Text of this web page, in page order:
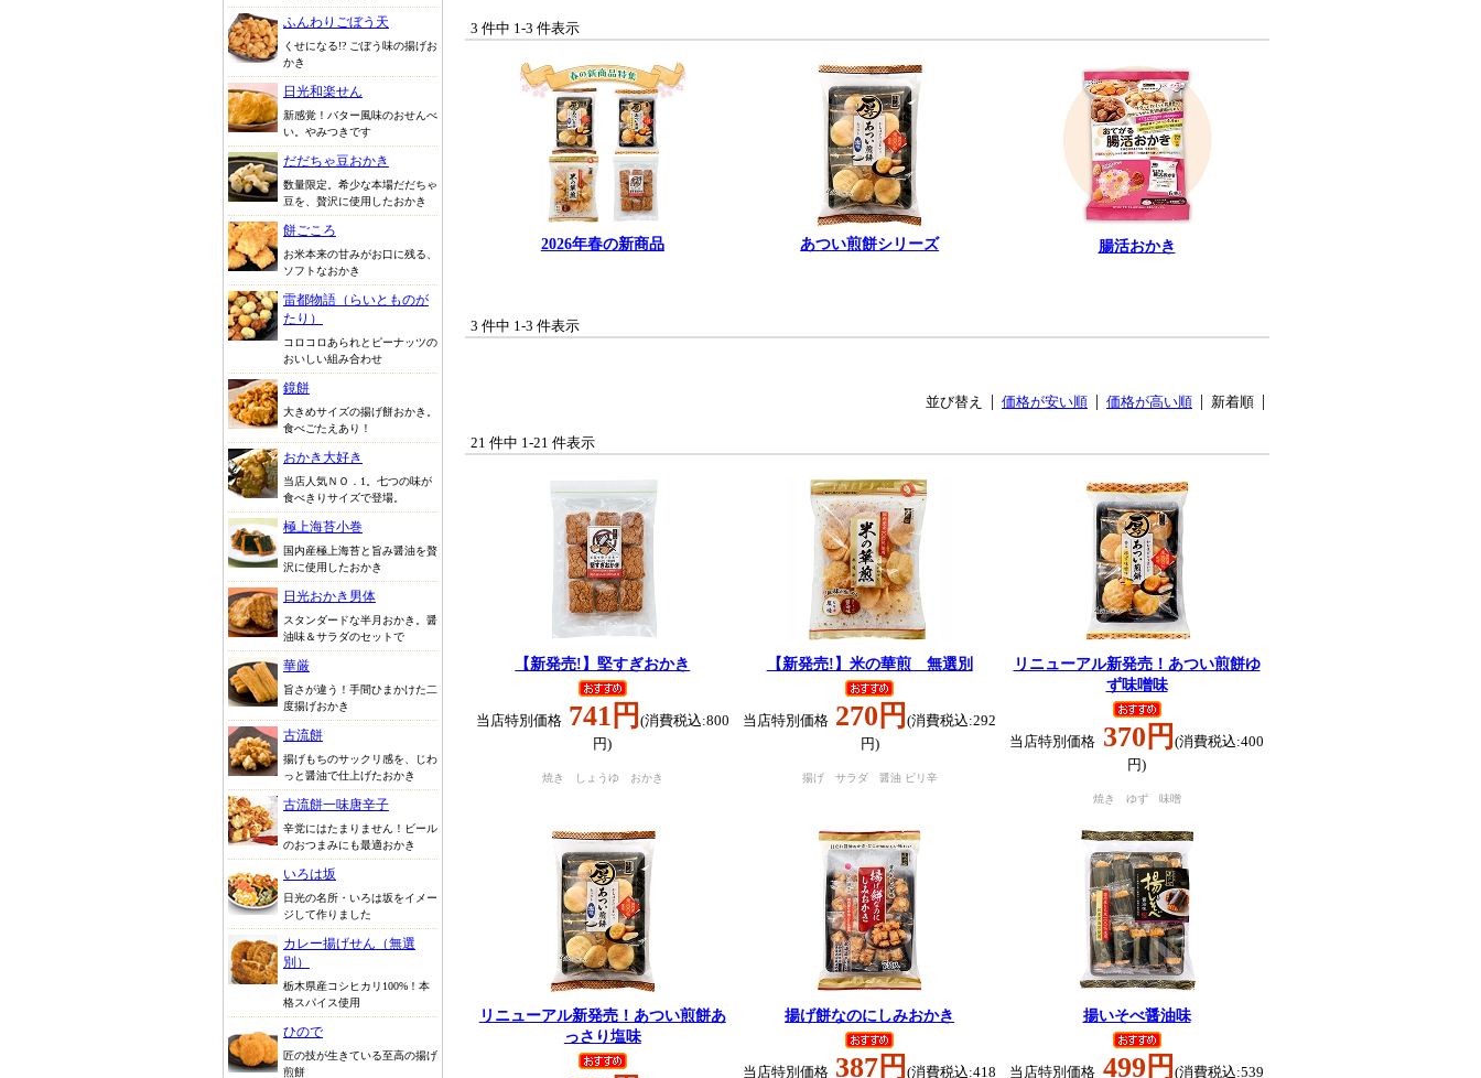
ふんわりごぼう天
くせになる!? ごぼう味の揚げお
かき
日光和楽せん
新感覚！バター風味のおせんべ
い。やみつきです
だだちゃ豆おかき
数量限定。希少な本場だだちゃ
豆を、贅沢に使用したおかき
餅ごころ
お米本来の甘みがお口に残る、
ソフトなおかき
雷都物語（らいとものが
たり）
コロコロあられとピーナッツの
おいしい組み合わせ
鏡餅
大きめサイズの揚げ餅おかき。
食べごたえあり！
おかき大好き
当店人気ＮＯ．1。七つの味が
食べきりサイズで登場。
極上海苔小巻
国内産極上海苔と旨み醤油を贅
沢に使用したおかき
日光おかき男体
スタンダードな半月おかき。醤
油味＆サラダのセットで
華厳
旨さが違う！手間ひまかけた二
度揚げおかき
古流餅
揚げもちのサックリ感を、じわ
っと醤油で仕上げたおかき
古流餅一味唐辛子
辛党にはたまりません！ビール
のおつまみにも最適おかき
いろは坂
日光の名所・いろは坂をイメー
ジして作りました
カレー揚げせん（無選
別）
栃木県産コシヒカリ100%！本
格スパイス使用
ひので
匠の技が生きている至高の揚げ
煎餅
3 件中 1-3 件表示
2026年春の新商品 あつい煎餅シリーズ 腸活おかき
3 件中 1-3 件表示
並び替え 価格が安い順 価格が高い順 新着順
21 件中 1-21 件表示
【新発売!】堅すぎおかき
当店特別価格 741円(消費税込:800
円)
焼き しょうゆ おかき
【新発売!】米の華煎 無選別
当店特別価格 270円(消費税込:292
円)
揚げ サラダ 醤油 ピリ辛
リニューアル新発売！あつい煎餅ゆ
ず味噌味
当店特別価格 370円 (消費税込:400
円)
焼き ゆず 味噌
リニューアル新発売！あつい煎餅あ
っさり塩味
揚げ餅なのにしみおかき
当店特別価格 387円(消費税込:418
揚いそべ醤油味
当店特別価格 499円 (消費税込:539